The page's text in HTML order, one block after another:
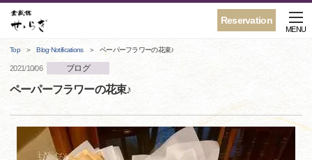
Reservation
MENU
Top Blog·Notifications ペーパーフラワーの花束♪
2021/10/06 ブログ
ペーパーフラワーの花束♪